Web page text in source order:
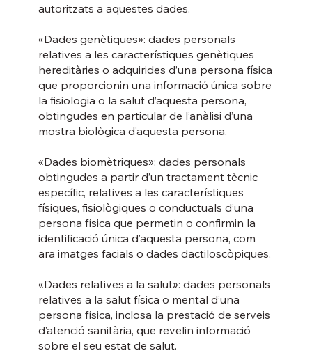
autoritzats a aquestes dades.
«Dades genètiques»: dades personals
relatives a les característiques genètiques
hereditàries o adquirides d’una persona física
que proporcionin una informació única sobre
la fisiologia o la salut d’aquesta persona,
obtingudes en particular de l’anàlisi d’una
mostra biològica d’aquesta persona.
«Dades biomètriques»: dades personals
obtingudes a partir d’un tractament tècnic
específic, relatives a les característiques
físiques, fisiològiques o conductuals d’una
persona física que permetin o confirmin la
identificació única d’aquesta persona, com
ara imatges facials o dades dactiloscòpiques.
«Dades relatives a la salut»: dades personals
relatives a la salut física o mental d’una
persona física, inclosa la prestació de serveis
d’atenció sanitària, que revelin informació
sobre el seu estat de salut.